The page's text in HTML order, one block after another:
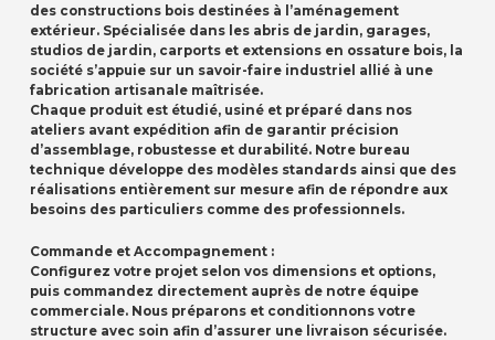
des constructions bois destinées à l’aménagement
extérieur. Spécialisée dans les abris de jardin, garages,
studios de jardin, carports et extensions en ossature bois, la
société s’appuie sur un savoir-faire industriel allié à une
fabrication artisanale maîtrisée.
Chaque produit est étudié, usiné et préparé dans nos
ateliers avant expédition afin de garantir précision
d’assemblage, robustesse et durabilité. Notre bureau
technique développe des modèles standards ainsi que des
réalisations entièrement sur mesure afin de répondre aux
besoins des particuliers comme des professionnels.
Commande et Accompagnement :
Configurez votre projet selon vos dimensions et options,
puis commandez directement auprès de notre équipe
commerciale. Nous préparons et conditionnons votre
structure avec soin afin d’assurer une livraison sécurisée.